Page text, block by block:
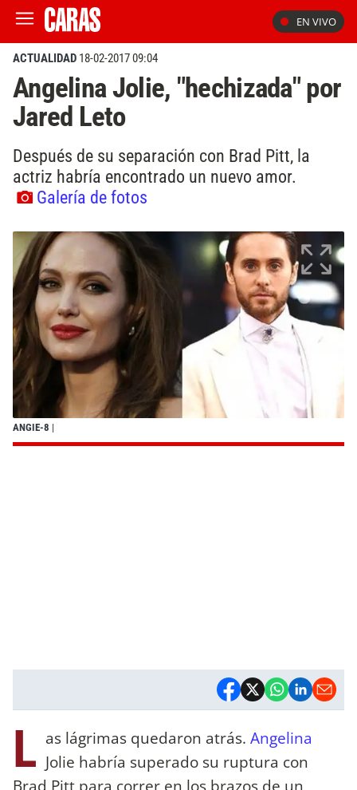
EN VIVO
ACTUALIDAD 18-02-2017 09:04
Angelina Jolie, "hechizada" por
Jared Leto
Después de su separación con Brad Pitt, la
actriz habría encontrado un nuevo amor.
Galería de fotos
ANGIE-8 |
L as lágrimas quedaron atrás. Angelina
Jolie habría superado su ruptura con
Brad Pitt para correr en los brazos de un